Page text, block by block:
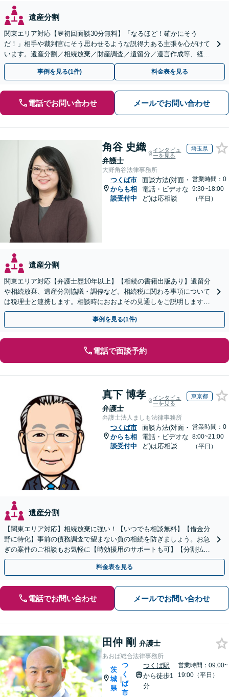
遺産分割
関東エリア対応【💬初回面談30分無料】「なるほど！確かにそう
だ！」相手や裁判官にそう思わせるような説得力ある主張を心がけて
います。遺産分割／相続放棄／財産調査／遺留分／遺言作成等、経験
豊富な事務所。複雑な手続を代行【年間相談100件以上】
事例を見る(1件) 料金表を見る
電話でお問い合わせ メールでお問い合わせ
角谷 史織
弁護士
インタビュ
ーを見る
埼玉県
大野角谷法律事務所
つくば市
からも相
談受付中
面談方法(対面・
電話・ビデオな
ど)は応相談
営業時間：0
9:30~18:00
（平日）
遺産分割
関東エリア対応【弁護士歴10年以上】【相続の書籍出版あり】遺留分
や相続放棄、遺産分割協議・調停など。相続税に関わる事項について
は税理士と連携します。相談時におおよその見通しをご説明します
【WEB面談可】
事例を見る(1件)
電話で面談予約
真下 博孝
弁護士
インタビュ
ーを見る
東京都
弁護士法人ましも法律事務所
つくば市
からも相
談受付中
面談方法(対面・
電話・ビデオな
ど)は応相談
営業時間：0
8:00~21:00
（平日）
遺産分割
【関東エリア対応】相続放棄に強い！【いつでも相談無料】【借金分
野に特化】事前の債務調査で望まない負の相続を防ぎましょう。お急
ぎの案件のご相談もお気軽に【時効援用のサポートも可】【分割払い
利用可】【休日電話相談可能】
料金表を見る
電話でお問い合わせ メールでお問い合わせ
田仲 剛 弁護士
あおば総合法律事務所
茨
城
県
|
つ
く
ば
市
つくば駅
から徒歩1
分
営業時間：09:00~
19:00（平日）